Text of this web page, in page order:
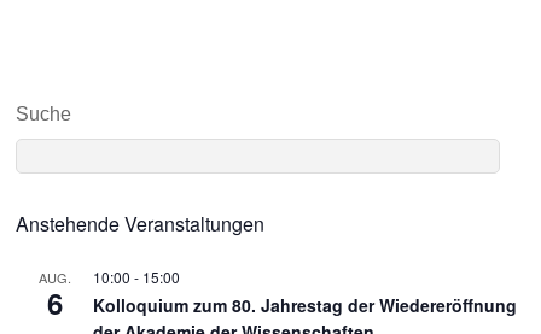
Suche
Anstehende Veranstaltungen
AUG.
6
10:00 - 15:00
Kolloquium zum 80. Jahrestag der Wiedereröffnung